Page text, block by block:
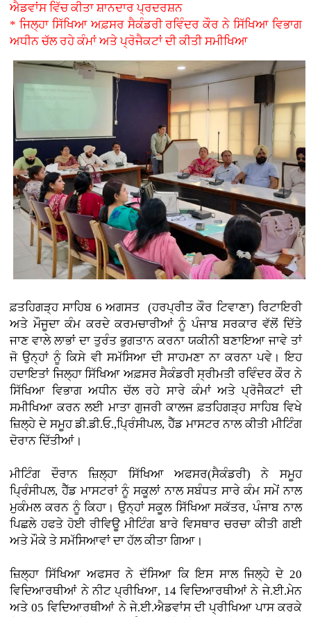
ਐਡਵਾਂਸ ਵਿੱਚ ਕੀਤਾ ਸ਼ਾਨਦਾਰ ਪ੍ਰਦਰਸ਼ਨ
* ਜਿਲ੍ਹਾ ਸਿੱਖਿਆ ਅਫ਼ਸਰ ਸੈਕੰਡਰੀ ਰਵਿੰਦਰ ਕੌਰ ਨੇ ਸਿੱਖਿਆ ਵਿਭਾਗ
ਅਧੀਨ ਚੱਲ ਰਹੇ ਕੰਮਾਂ ਅਤੇ ਪ੍ਰੋਜੈਕਟਾਂ ਦੀ ਕੀਤੀ ਸਮੀਖਿਆ
ਫ਼ਤਹਿਗੜ੍ਹ ਸਾਹਿਬ 6 ਅਗਸਤ (ਹਰਪ੍ਰੀਤ ਕੌਰ ਟਿਵਾਣਾ) ਰਿਟਾਇਰੀ
ਅਤੇ ਮੌਜੂਦਾ ਕੰਮ ਕਰਦੇ ਕਰਮਚਾਰੀਆਂ ਨੂੰ ਪੰਜਾਬ ਸਰਕਾਰ ਵੱਲੋਂ ਦਿੱਤੇ
ਜਾਣ ਵਾਲੇ ਲਾਭਾਂ ਦਾ ਤੁਰੰਤ ਭੁਗਤਾਨ ਕਰਨਾ ਯਕੀਨੀ ਬਣਾਇਆ ਜਾਵੇ ਤਾਂ
ਜੋ ਉਨ੍ਹਾਂ ਨੂੰ ਕਿਸੇ ਵੀ ਸਮੱਸਿਆ ਦੀ ਸਾਹਮਣਾ ਨਾ ਕਰਨਾ ਪਵੇ। ਇਹ
ਹਦਾਇਤਾਂ ਜਿਲ੍ਹਾ ਸਿੱਖਿਆ ਅਫ਼ਸਰ ਸੈਕੰਡਰੀ ਸ੍ਰੀਮਤੀ ਰਵਿੰਦਰ ਕੌਰ ਨੇ
ਸਿੱਖਿਆ ਵਿਭਾਗ ਅਧੀਨ ਚੱਲ ਰਹੇ ਸਾਰੇ ਕੰਮਾਂ ਅਤੇ ਪ੍ਰੋਜੈਕਟਾਂ ਦੀ
ਸਮੀਖਿਆ ਕਰਨ ਲਈ ਮਾਤਾ ਗੁਜਰੀ ਕਾਲਜ ਫ਼ਤਹਿਗੜ੍ਹ ਸਾਹਿਬ ਵਿਖੇ
ਜ਼ਿਲ੍ਹੇ ਦੇ ਸਮੂਹ ਡੀ.ਡੀ.ਓ.,ਪ੍ਰਿੰਸੀਪਲ, ਹੈੱਡ ਮਾਸਟਰ ਨਾਲ ਕੀਤੀ ਮੀਟਿੰਗ
ਦੋਰਾਨ ਦਿੱਤੀਆਂ।
ਮੀਟਿੰਗ ਦੌਰਾਨ ਜ਼ਿਲ੍ਹਾ ਸਿੱਖਿਆ ਅਫਸਰ(ਸੈਕੰਡਰੀ) ਨੇ ਸਮੂਹ
ਪ੍ਰਿੰਸੀਪਲ, ਹੈੱਡ ਮਾਸਟਰਾਂ ਨੂੰ ਸਕੂਲਾਂ ਨਾਲ ਸਬੰਧਤ ਸਾਰੇ ਕੰਮ ਸਮੇਂ ਨਾਲ
ਮੁਕੰਮਲ ਕਰਨ ਨੂੰ ਕਿਹਾ। ਉਨ੍ਹਾਂ ਸਕੂਲ ਸਿੱਖਿਆ ਸਕੱਤਰ, ਪੰਜਾਬ ਨਾਲ
ਪਿਛਲੇ ਹਫਤੇ ਹੋਈ ਰੀਵਿਊ ਮੀਟਿੰਗ ਬਾਰੇ ਵਿਸਥਾਰ ਚਰਚਾ ਕੀਤੀ ਗਈ
ਅਤੇ ਮੌਕੇ ਤੇ ਸਮੱਸਿਆਵਾਂ ਦਾ ਹੱਲ ਕੀਤਾ ਗਿਆ।
ਜ਼ਿਲ੍ਹਾ ਸਿੱਖਿਆ ਅਫਸਰ ਨੇ ਦੱਸਿਆ ਕਿ ਇਸ ਸਾਲ ਜਿਲ੍ਹੇ ਦੇ 20
ਵਿਦਿਆਰਥੀਆਂ ਨੇ ਨੀਟ ਪ੍ਰੀਖਿਆ, 14 ਵਿਦਿਆਰਥੀਆਂ ਨੇ ਜੇ.ਈ.ਮੇਨ
ਅਤੇ 05 ਵਿਦਿਆਰਥੀਆਂ ਨੇ ਜੇ.ਈ.ਐਡਵਾਂਸ ਦੀ ਪ੍ਰੀਖਿਆ ਪਾਸ ਕਰਕੇ